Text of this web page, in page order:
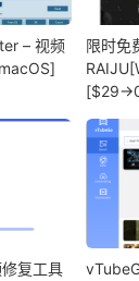
– 视频
限时免
复工具